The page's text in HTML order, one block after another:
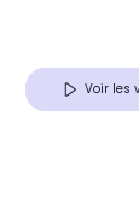
Voir les